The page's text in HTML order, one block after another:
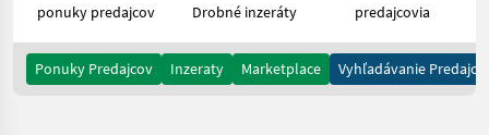
ponuky predajcov Drobné inzeráty predajcovia
Ponuky Predajcov Inzeraty Marketplace Vyhľadávanie